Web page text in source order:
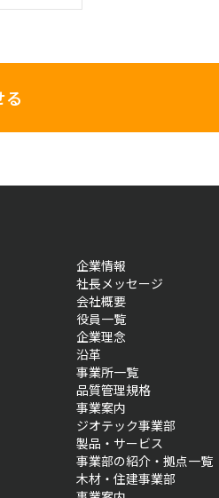
る
企業情報
社長メッセージ
会社概要
役員一覧
企業理念
沿革
事業所一覧
品質管理規格
事業案内
ジオテック事業部
製品・サービス
事業部の紹介・拠点一覧
木材・住建事業部